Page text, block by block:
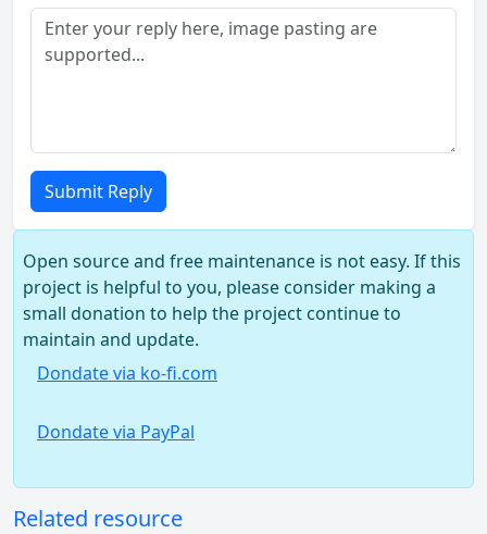
Submit Reply
Open source and free maintenance is not easy. If this
project is helpful to you, please consider making a
small donation to help the project continue to
maintain and update.
Dondate via ko-fi.com
Dondate via PayPal
Related resource